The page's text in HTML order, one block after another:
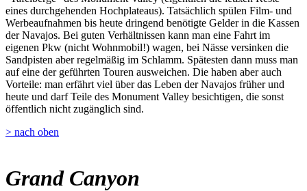
eines durchgehenden Hochplateaus). Tatsächlich spülen Film- und
Werbeaufnahmen bis heute dringend benötigte Gelder in die Kassen
der Navajos. Bei guten Verhältnissen kann man eine Fahrt im
eigenen Pkw (nicht Wohnmobil!) wagen, bei Nässe versinken die
Sandpisten aber regelmäßig im Schlamm. Spätesten dann muss man
auf eine der geführten Touren ausweichen. Die haben aber auch
Vorteile: man erfährt viel über das Leben der Navajos früher und
heute und darf Teile des Monument Valley besichtigen, die sonst
öffentlich nicht zugänglich sind.
> nach oben
Grand Canyon